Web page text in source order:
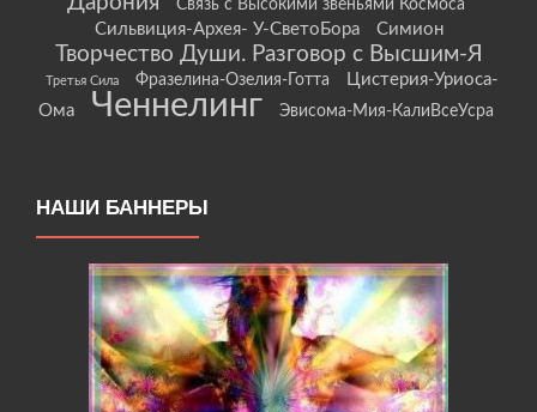
Связь с Высокими звеньями Космоса
Сильвиция-Архея- У-СветоБора Симион
Творчество Души. Разговор с Высшим-Я
Третья Сила Фразелина-Озелия-Готта
Цистерия-Уриоса-
Ома
Ченнелинг Эвисома-Мия-КалиВсеУсра
НАШИ БАННЕРЫ